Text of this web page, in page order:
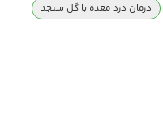
درمان درد معده با گل سنجد